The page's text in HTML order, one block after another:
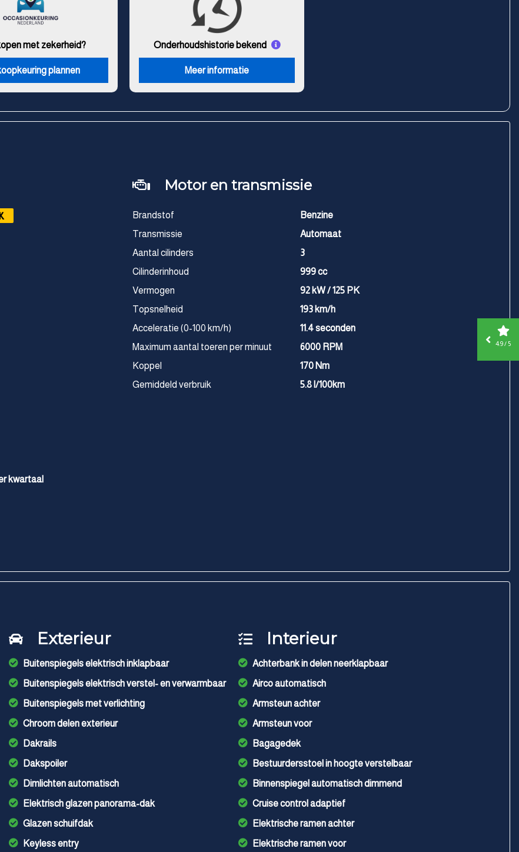
met zekerheid?
plannen
Onderhoudshistorie bekend
Meer informatie
kwartaal
Motor en transmissie
Brandstof
Benzine
Transmissie
Automaat
Aantal cilinders
3
Cilinderinhoud
999 cc
Vermogen
92 kW / 125 PK
Topsnelheid
193 km/h
Acceleratie (0-100 km/h)
11.4 seconden
Maximum aantal toeren per minuut
6000 RPM
Koppel
170 Nm
Gemiddeld verbruik
5.8 l/100km
Exterieur
Buitenspiegels elektrisch inklapbaar
Buitenspiegels elektrisch verstel- en verwarmbaar
Buitenspiegels met verlichting
Chroom delen exterieur
Dakrails
Dakspoiler
Dimlichten automatisch
Elektrisch glazen panorama-dak
Glazen schuifdak
Keyless entry
Interieur
Achterbank in delen neerklapbaar
Airco automatisch
Armsteun achter
Armsteun voor
Bagagedek
Bestuurdersstoel in hoogte verstelbaar
Binnenspiegel automatisch dimmend
Cruise control adaptief
Elektrische ramen achter
Elektrische ramen voor
4.9 / 5